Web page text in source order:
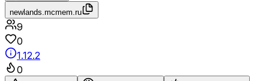
newlands.mcmem.ru
9
0
1.12.2
0